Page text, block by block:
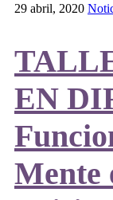
29 abril, 2020
EN
Mente